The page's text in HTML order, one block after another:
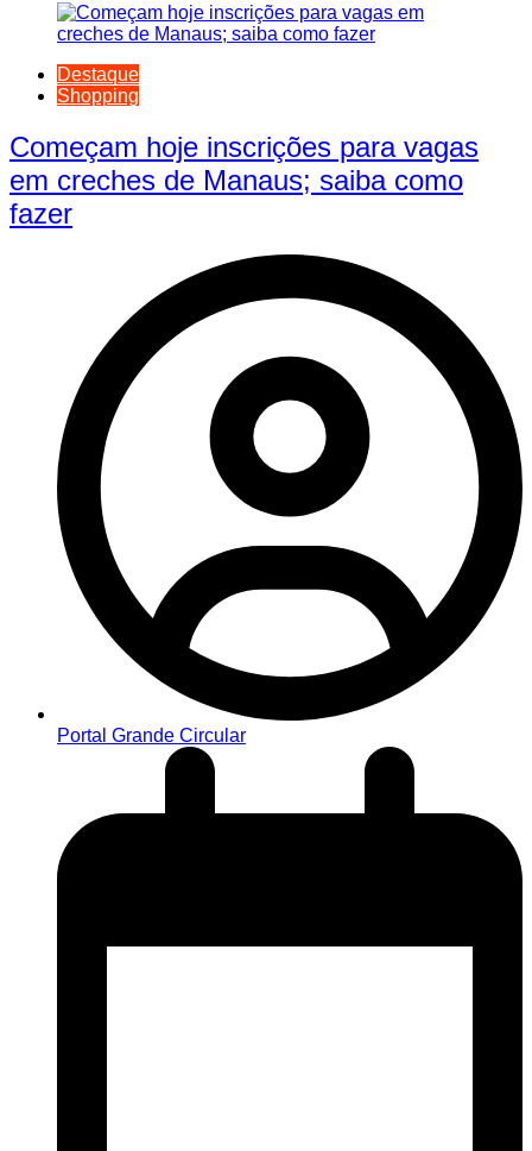
Destaque
Shopping
Começam hoje inscrições para vagas
em creches de Manaus; saiba como
fazer
Portal Grande Circular